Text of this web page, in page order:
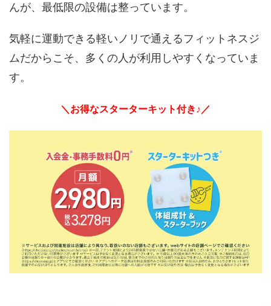
んが、最低限の設備は整っています。
気軽に運動できる軽いノリで通えるフィットネスジ
ムだからこそ、多くの人が利用しやすくなっていま
す。
＼お得なスターターキット付き♪／